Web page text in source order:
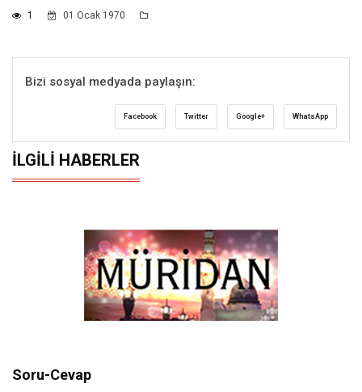
1 01 Ocak 1970
Bizi sosyal medyada paylaşın:
Facebook Twitter Google+ WhatsApp
İLGILI HABERLER
Soru-Cevap